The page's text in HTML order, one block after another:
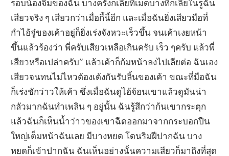
รอบน้องจิ๋มของฉัน บางครั้งก็เลียที่เม็ดบางทีก็เลียในรูฉัน
เสียวจริง ๆ เสียวกว่าเมื่อกี้นี้อีก และเมื่อฉันยิ่งเสียวมือที่
กำไอ้จู๋ของเค้าอยู่ก็ยิ่งเร่งจังหวะเร็วขึ้น จนเค้าเงยหน้า
ขึ้นแล้วร้องว่า พี่ครับเสียวเหลือเกินครับ เร็ว ๆครับ แล้วพี่
เสียวหรือเปล่าครับ” แล้วเค้าก็ก้มหน้าลงไปเลียต่อ ฉันเอง
เสียวจนทนไม่ไหวต้องเด้งกันรับลิ้นของเค้า ขณะที่มือฉัน
ก็เร่งชักว่าวให้เค้า ซึ่งเมื่อฉันดูไอ้จ้อนเขาแล้วดูมันน่า
กลัวมากฉันทำเพลิน ๆ อยู่นั้น ฉันรู้สึกว่าก้นเขากระตุก
แล้วฉันก็เห็นน้ำว่าวของเขาฉีดออกมาจากกระบอกปืน
ใหญ่เต็มหน้าฉันเลย มีบางหยด โดนริมฝีปากฉัน บาง
หยดก็เข้าปากฉัน ฉันเห็นอย่างนั้นความเสียวก็มาถึงที่สุด